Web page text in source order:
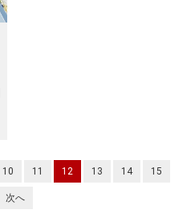
10 11 12 13 14 15
次へ